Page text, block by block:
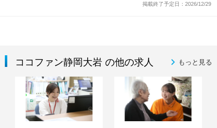
掲載終了予定日：2026/12/29
ココファン静岡大岩 の他の求人 もっと見る